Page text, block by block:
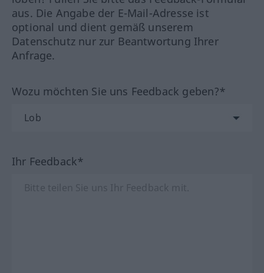
aus. Die Angabe der E-Mail-Adresse ist
optional und dient gemäß unserem
Datenschutz nur zur Beantwortung Ihrer
Anfrage.
Wozu möchten Sie uns Feedback geben?*
Ihr Feedback*